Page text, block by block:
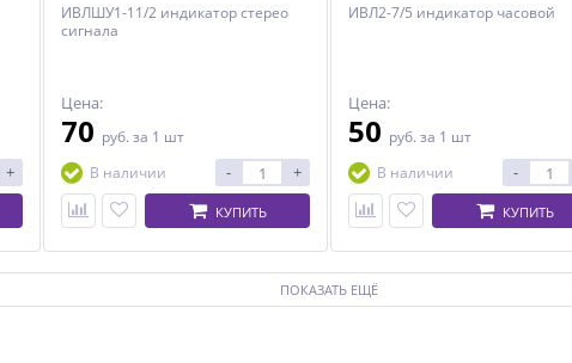
+
ИВЛШУ1-11/2 индикатор стерео
сигнала
Цена:
70 руб. за 1 шт
В наличии
- +
КУПИТЬ
ИВЛ2-7/5 индикатор часовой
Цена:
50 руб. за 1 шт
В наличии
-
КУПИТЬ
ПОКАЗАТЬ ЕЩЁ